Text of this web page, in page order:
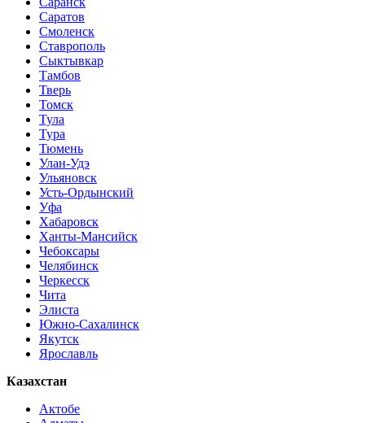
Саратов
Смоленск
Ставрополь
Сыктывкар
Тамбов
Тверь
Томск
Тула
Тура
Тюмень
Улан-Удэ
Ульяновск
Усть-Ордынский
Уфа
Хабаровск
Ханты-Мансийск
Чебоксары
Челябинск
Черкесск
Чита
Элиста
Южно-Сахалинск
Якутск
Ярославль
Казахстан
Актобе